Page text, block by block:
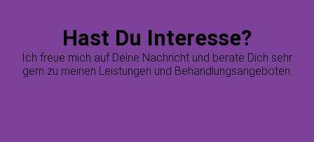
Hast Du Interesse?
Ich freue mich auf Deine Nachricht und berate Dich sehr
gern zu meinen Leistungen und Behandlungsangeboten.